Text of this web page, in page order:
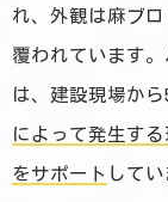
れ、外観は麻ブ
覆われています
は、建設現場から
によって発生す
をサポート してい